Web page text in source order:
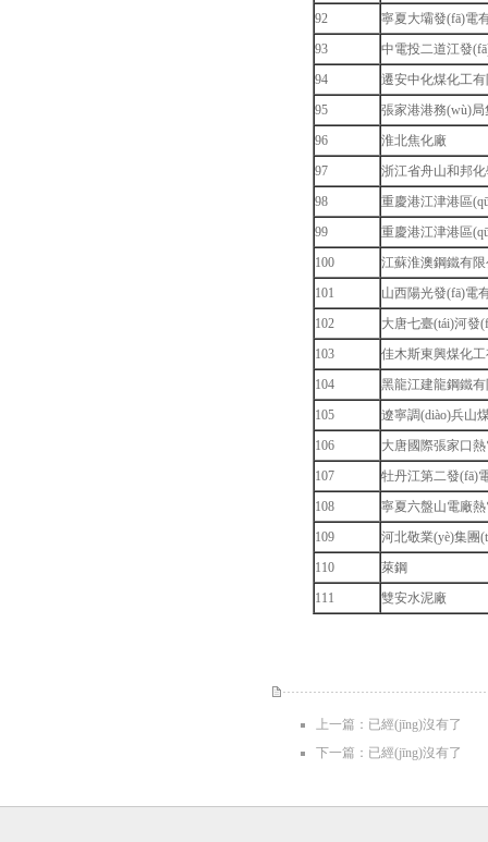
92
寧夏大壩發(fā)電
93
中電投二道江發
94
遷安中化煤化工
95
張家港港務(wù)局
96
淮北焦化廠
97
浙江省舟山和邦
98
重慶港江津港區
99
重慶港江津港區
100
江蘇淮澳鋼鐵有限
101
山西陽光發(fā)電
102
大唐七臺(tái)河發
103
佳木斯東興煤化
104
黑龍江建龍鋼鐵
105
遼寧調(diào)兵山
106
大唐國際張家口
107
牡丹江第二發(fā)
108
寧夏六盤山電廠熱
109
河北敬業(yè)集團
110
萊鋼
111
雙安水泥廠
上一篇：已經(jīng)沒有了
下一篇：已經(jīng)沒有了